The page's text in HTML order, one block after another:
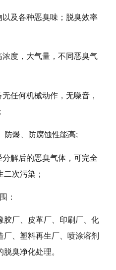
及各种恶臭味；脱臭效率
度，大气量，不同恶臭气
任何机械动作，无噪音，
防爆、防腐蚀性能高;
解后的恶臭气体，可完全
次污染；
：
胶厂、皮革厂、印刷厂、化
、塑料再生厂、喷涂溶剂
臭净化处理。